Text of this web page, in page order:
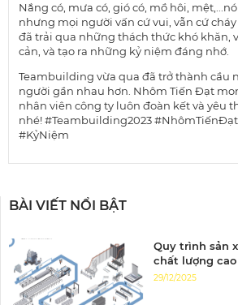
Nắng có, mưa có, gió có, mồ hôi,
nhưng mọi người vấn cứ vui, vẫn cứ
đã trải qua những thách thức khó khăn,
cản, và tạo ra những kỷ niệm đáng nhớ.
Teambuilding vừa qua đã trở thành cầu
người gần nhau hơn. Nhôm Tiến Đạt
nhân viên công ty luôn đoàn kết và yêu
nhé!#Teambuilding2023#NhômTiếnĐạt
#KỷNiệm
BÀI VIẾT NỔI BẬT
Quy trình sản
chất lượng
29/12/2025